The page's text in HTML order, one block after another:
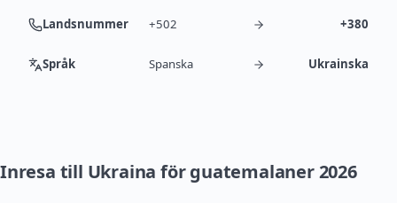
Landsnummer +502 +380
Språk Spanska Ukrainska
Inresa till Ukraina för guatemalaner 2026